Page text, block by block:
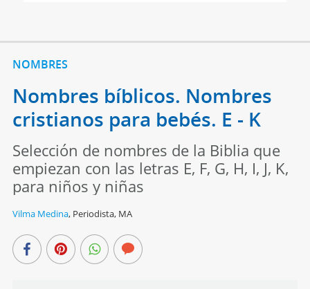
NOMBRES
Nombres bíblicos. Nombres
cristianos para bebés. E - K
Selección de nombres de la Biblia que
empiezan con las letras E, F, G, H, I, J, K,
para niños y niñas
Vilma Medina, Periodista, MA